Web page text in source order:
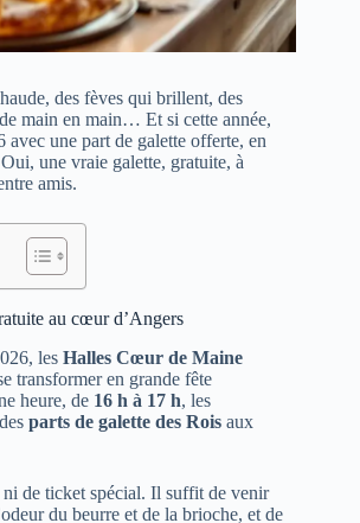
des fèves qui brillent, des
main en main… Et si cette année,
avec une part de galette offerte, en
une vraie galette, gratuite, à
amis.
au cœur d’Angers
les Halles Cœur de Maine
transformer en grande fête
heure, de 16 h à 17 h, les
parts de galette des Rois aux
ni de ticket spécial. Il suffit de venir
du beurre et de la brioche, et de